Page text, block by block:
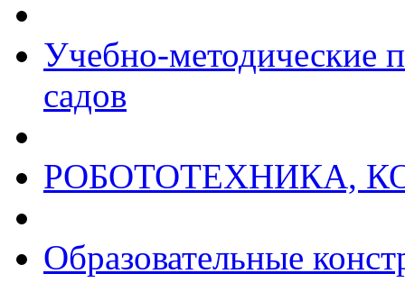
Учебно-методические
садов
РОБОТОТЕХНИКА,
Образовательные